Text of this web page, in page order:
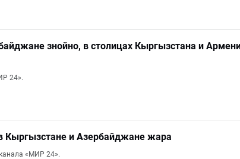
знойно, в столицах Кыргызстана и
24».
Кыргызстане и Азербайджане жара
«МИР 24».